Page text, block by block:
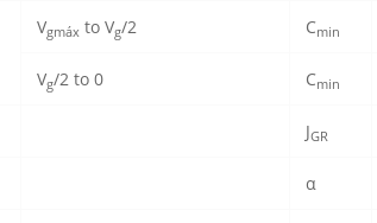
Vgmáx to Vg/2 Cmin
Vg/2 to 0 Cmin
JGR
α